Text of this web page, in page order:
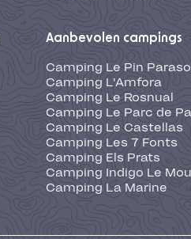
Aanbevolen campings
Camping Le Pin
Camping L'Amfora
Camping Le Rosnual
Camping Le Parc de
Camping Le Castellas
Camping Les 7 Fonts
Camping Els Prats
Camping Indigo Le
Camping La Marine